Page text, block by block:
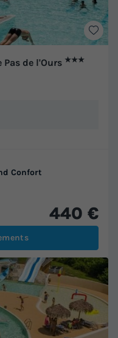
Pas de l'Ours ★★★
Confort
440 €